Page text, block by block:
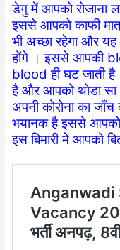
डेगु में आपको रोजाना
इससे आपको काफी
भी अच्छा रहेगा और
होंगे । इससे आपकी
blood ही घट जाती
है और आपको थोडा सा
अपनी कोरोना का जाँच
भयानक है इससे आपको
इस बिमारी में आपको